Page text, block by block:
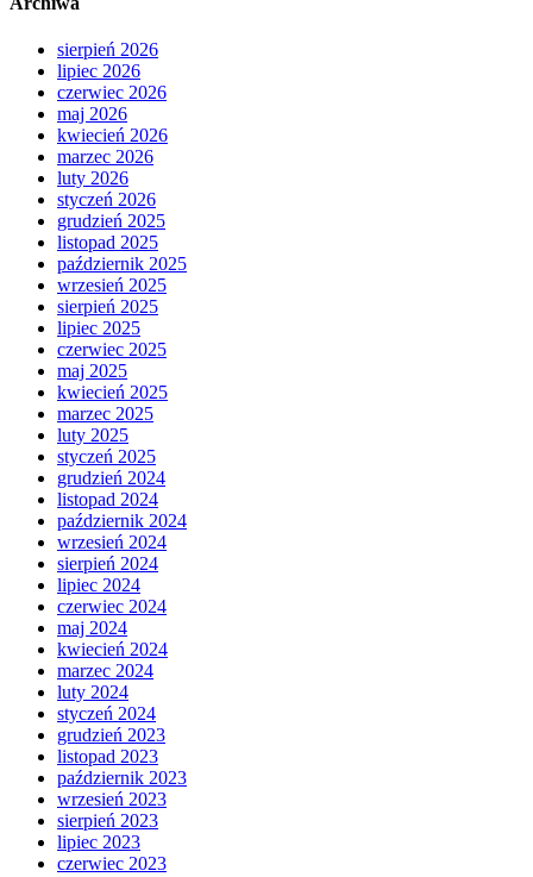
sierpień 2026
lipiec 2026
czerwiec 2026
maj 2026
kwiecień 2026
marzec 2026
luty 2026
styczeń 2026
grudzień 2025
listopad 2025
październik 2025
wrzesień 2025
sierpień 2025
lipiec 2025
czerwiec 2025
maj 2025
kwiecień 2025
marzec 2025
luty 2025
styczeń 2025
grudzień 2024
listopad 2024
październik 2024
wrzesień 2024
sierpień 2024
lipiec 2024
czerwiec 2024
maj 2024
kwiecień 2024
marzec 2024
luty 2024
styczeń 2024
grudzień 2023
listopad 2023
październik 2023
wrzesień 2023
sierpień 2023
lipiec 2023
czerwiec 2023